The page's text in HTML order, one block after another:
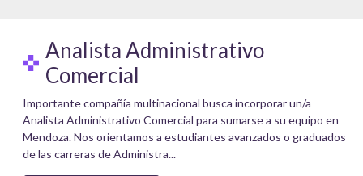
Analista Administrativo
Comercial
Importante compañía multinacional busca incorporar un/a
Analista Administrativo Comercial para sumarse a su equipo en
Mendoza. Nos orientamos a estudiantes avanzados o graduados
de las carreras de Administra...